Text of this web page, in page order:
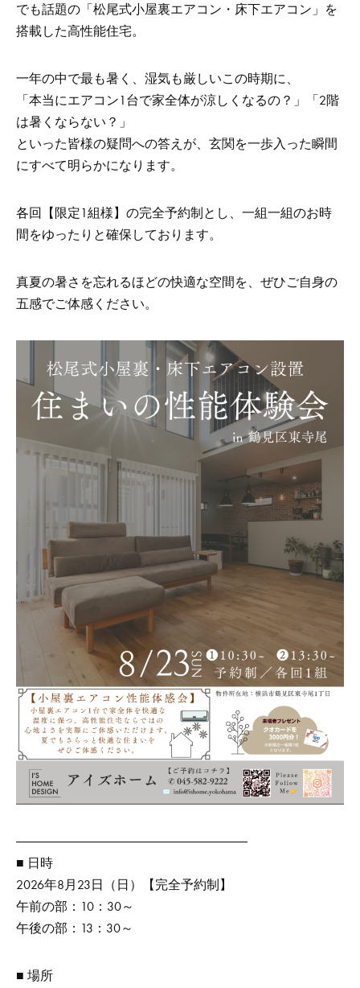
でも話題の「松尾式小屋裏エアコン・床下エアコン」を
搭載した高性能住宅。
一年の中で最も暑く、湿気も厳しいこの時期に、
「本当にエアコン1台で家全体が涼しくなるの？」「2階
は暑くならない？」
といった皆様の疑問への答えが、玄関を一歩入った瞬間
にすべて明らかになります。
各回【限定1組様】の完全予約制とし、一組一組のお時
間をゆったりと確保しております。
真夏の暑さを忘れるほどの快適な空間を、ぜひご自身の
五感でご体感ください。
――――――――――――――――――
■ 日時
2026年8月23日（日）【完全予約制】
午前の部：10：30～
午後の部：13：30～
■ 場所